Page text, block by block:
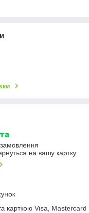
на вашу картку
карткою Visa, Mastercard